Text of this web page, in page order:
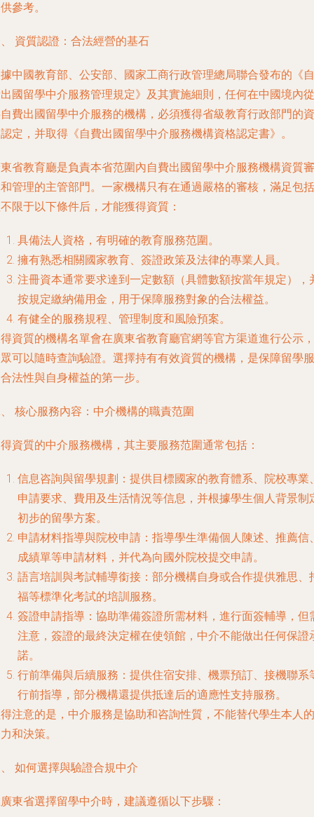
參考。
資質認證：合法經營的基石
中國教育部、公安部、國家工商行政管理總局聯合發布的《自
國留學中介服務管理規定》及其實施細則，任何在中國境內從
費出國留學中介服務的機構，必須獲得省級教育行政部門的資
定，并取得《自費出國留學中介服務機構資格認定書》。
省教育廳是負責本省范圍內自費出國留學中介服務機構資質審
管理的主管部門。一家機構只有在通過嚴格的審核，滿足包括
限于以下條件后，才能獲得資質：
具備法人資格，有明確的教育服務范圍。
擁有熟悉相關國家教育、簽證政策及法律的專業人員。
注冊資本通常要求達到一定數額（具體數額按當年規定），
按規定繳納備用金，用于保障服務對象的合法權益。
有健全的服務規程、管理制度和風險預案。
資質的機構名單會在廣東省教育廳官網等官方渠道進行公示，
可以隨時查詢驗證。選擇持有有效資質的機構，是保障留學服
法性與自身權益的第一步。
核心服務內容：中介機構的職責范圍
資質的中介服務機構，其主要服務范圍通常包括：
信息咨詢與留學規劃 ：提供目標國家的教育體系、院校專業
申請要求、費用及生活情況等信息，并根據學生個人背景制
初步的留學方案。
申請材料指導與院校申請 ：指導學生準備個人陳述、推薦信
成績單等申請材料，并代為向國外院校提交申請。
語言培訓與考試輔導銜接 ：部分機構自身或合作提供雅思、
福等標準化考試的培訓服務。
簽證申請指導 ：協助準備簽證所需材料，進行面簽輔導，但
注意，簽證的最終決定權在使領館，中介不能做出任何保證
諾。
行前準備與后續服務 ：提供住宿安排、機票預訂、接機聯系
行前指導，部分機構還提供抵達后的適應性支持服務。
注意的是，中介服務是協助和咨詢性質，不能替代學生本人的
和決策。
如何選擇與驗證合規中介
東省選擇留學中介時，建議遵循以下步驟：